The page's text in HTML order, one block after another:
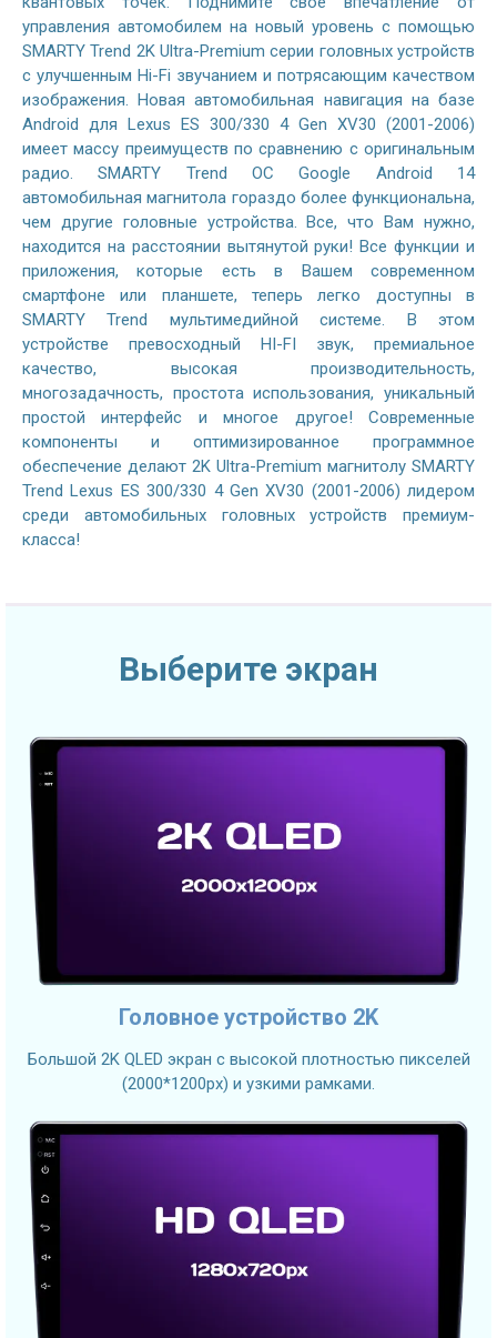
управления автомобилем на новый уровень с помощью
SMARTY Trend 2K Ultra-Premium серии головных устройств
с улучшенным Hi-Fi звучанием и потрясающим качеством
изображения. Новая автомобильная навигация на базе
Android для Lexus ES 300/330 4 Gen XV30 (2001-2006)
имеет массу преимуществ по сравнению с оригинальным
радио. SMARTY Trend ОС Google Android 14
автомобильная магнитола гораздо более функциональна,
чем другие головные устройства. Все, что Вам нужно,
находится на расстоянии вытянутой руки! Все функции и
приложения, которые есть в Вашем современном
смартфоне или планшете, теперь легко доступны в
SMARTY Trend мультимедийной системе. В этом
устройстве превосходный HI-FI звук, премиальное
качество, высокая производительность,
многозадачность, простота использования, уникальный
простой интерфейс и многое другое! Современные
компоненты и оптимизированное программное
обеспечение делают 2K Ultra-Premium магнитолу SMARTY
Trend Lexus ES 300/330 4 Gen XV30 (2001-2006) лидером
среди автомобильных головных устройств премиум-
класса!
Выберите экран
Головное устройство 2K
Большой 2K QLED экран с высокой плотностью пикселей
(2000*1200px) и узкими рамками.